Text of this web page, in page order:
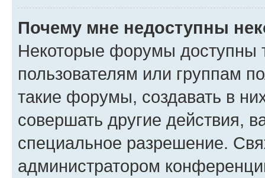
Почему мне недоступны
Некоторые форумы доступны
пользователям или группам
такие форумы, создавать в
совершать другие действия,
специальное разрешение.
администратором